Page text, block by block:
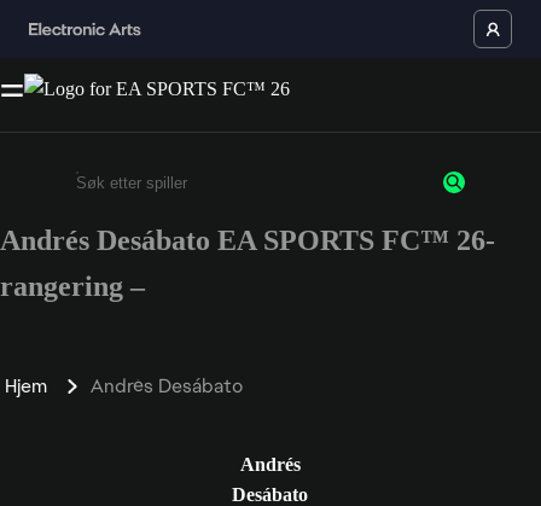
Enter a minimum of 3 characters or numbers
Andrés Desábato EA SPORTS FC™ 26-
rangering –
Hjem Andrés Desábato
Andrés
Desábato